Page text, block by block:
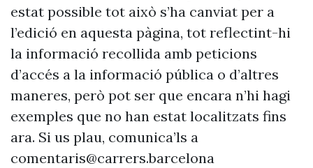
estat possible tot això s’ha canviat per a
l’edició en aquesta pàgina, tot reflectint-hi
la informació recollida amb peticions
d’accés a la informació pública o d’altres
maneres, però pot ser que encara n’hi hagi
exemples que no han estat localitzats fins
ara. Si us plau, comunica’ls a
comentaris@carrers.barcelona